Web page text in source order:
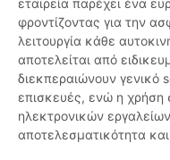
εταιρεία παρέχει ένα
φροντίζοντας για την
λειτουργία κάθε
αποτελείται από
διεκπεραιώνουν γενικό
επισκευές, ενώ η χρήση
ηλεκτρονικών
αποτελεσματικότητα